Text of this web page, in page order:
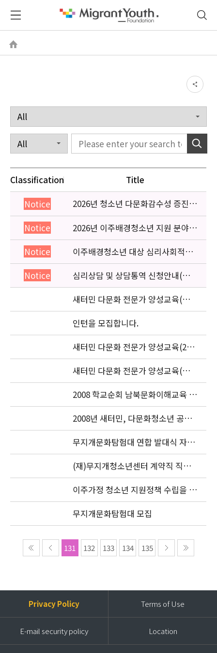
Classification Title
Notice
2026년 청소년 다문화감수성 증진
프로그램 「다가감」신청기관 안내
Notice
2026년 이주배경청소년 지원 분야
종사자 역량강화 교육 일정 안내
Notice
이주배경청소년 대상 심리사회적응
검사 연수동영상 개편 안내
Notice
심리상담 및 상담통역 신청안내(의뢰
서첨부)
새터민 다문화 전문가 양성교육(입문
2차) 최종 참석자 명단
인턴을 모집합니다.
새터민 다문화 전문가 양성교육(2차)
참석자 명단
새터민 다문화 전문가 양성교육(입문
2차) 참가자 모집
2008 학교순회 남북문화이해교육 실
시
2008년 새터민, 다문화청소년 공동
협력사업 현장점검 및 중간보고서 양
식
무지개문화탐험대 연합 발대식 자원
봉사자 모집 공고
(재)무지개청소년센터 계약직 직원
최종합격자 안내
이주가정 청소년 지원정책 수립을 위
한 국제 심포지엄
무지개문화탐험대 모집
131 132 133 134 135
Privacy Policy Terms of Use
E-mail security policy Location